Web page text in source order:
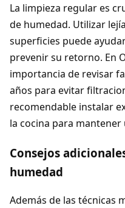
La limpieza regular es
de humedad. Utilizar
superficies puede
prevenir su retorno. En
importancia de revisar
años para evitar
recomendable instalar
la cocina para
Consejos
humedad
Además de las técnicas